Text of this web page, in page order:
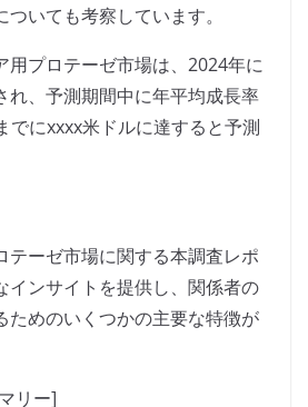
いても考察しています。
用プロテーゼ市場は、2024年に
れ、予測期間中に年平均成長率
でにxxxx米ドルに達すると予測
テーゼ市場に関する本調査レポ
インサイトを提供し、関係者の
ためのいくつかの主要な特徴が
リー]